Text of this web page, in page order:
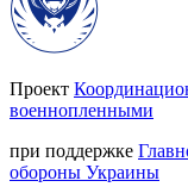
Проект
военнопленными
при поддержке
обороны Украины